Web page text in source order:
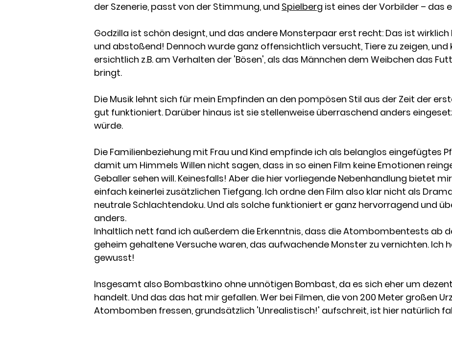
der Szenerie, passt von der Stimmung, und Spielberg ist eines der Vorbilder – das
Godzilla ist schön designt, und das andere Monsterpaar erst recht: Das ist
und abstoßend! Dennoch wurde ganz offensichtlich versucht, Tiere zu zeigen, und
ersichtlich z.B. am Verhalten der 'Bösen', als das Männchen dem Weibchen das
bringt.
Die Musik lehnt sich für mein Empfinden an den pompösen Stil aus der Zeit der
gut funktioniert. Darüber hinaus ist sie stellenweise überraschend anders
würde.
Die Familienbeziehung mit Frau und Kind empfinde ich als belanglos eingefügtes
damit um Himmels Willen nicht sagen, dass in so einen Film keine Emotionen
Geballer sehen will. Keinesfalls! Aber die hier vorliegende Nebenhandlung bietet
einfach keinerlei zusätzlichen Tiefgang. Ich ordne den Film also klar nicht als
neutrale Schlachtendoku. Und als solche funktioniert er ganz hervorragend und
anders.
Inhaltlich nett fand ich außerdem die Erkenntnis, dass die Atombombentests ab
geheim gehaltene Versuche waren, das aufwachende Monster zu vernichten. Ich
gewusst!
Insgesamt also Bombastkino ohne unnötigen Bombast, da es sich eher um
handelt. Und das das hat mir gefallen. Wer bei Filmen, die von 200 Meter großen
Atombomben fressen, grundsätzlich 'Unrealistisch!' aufschreit, ist hier natürlich